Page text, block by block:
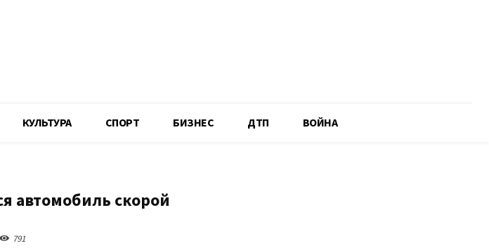
КУЛЬТУРА СПОРТ БИЗНЕС ДТП ВОЙНА
автомобиль скорой
791